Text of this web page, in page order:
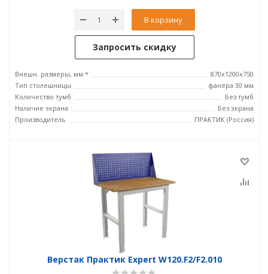
В корзину
Запросить скидку
Внешн. размеры, мм *
870x1200x750
Тип столешницы
фанера 30 мм
Количество тумб
Без тумб
Наличие экрана
Без экрана
Производитель
ПРАКТИК (Россия)
Верстак Практик Expert W120.F2/F2.010